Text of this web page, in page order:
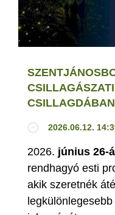
CSILLAGDÁBAN
2026.06.12.
2026. június 26-
rendhagyó esti
akik szeretnék